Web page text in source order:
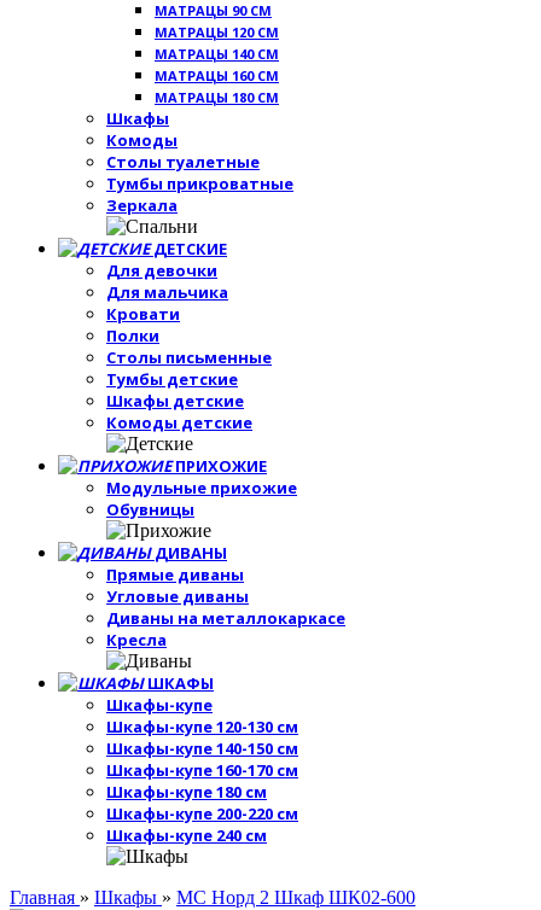
МАТРАЦЫ 90 СМ
МАТРАЦЫ 120 СМ
МАТРАЦЫ 140 СМ
МАТРАЦЫ 160 СМ
МАТРАЦЫ 180 СМ
Шкафы
Комоды
Столы туалетные
Тумбы прикроватные
Зеркала
ДЕТСКИЕ
Для девочки
Для мальчика
Кровати
Полки
Столы письменные
Тумбы детские
Шкафы детские
Комоды детские
ПРИХОЖИЕ
Модульные прихожие
Обувницы
ДИВАНЫ
Прямые диваны
Угловые диваны
Диваны на металлокаркасе
Кресла
ШКАФЫ
Шкафы-купе
Шкафы-купе 120-130 см
Шкафы-купе 140-150 см
Шкафы-купе 160-170 см
Шкафы-купе 180 см
Шкафы-купе 200-220 см
Шкафы-купе 240 см
Главная » Шкафы » МС Норд 2 Шкаф ШК02-600